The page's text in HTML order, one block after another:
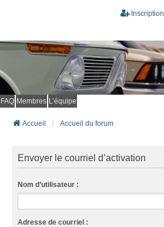
Inscription
FAQ Membres L’équipe
Accueil Accueil du forum
Envoyer le courriel d’activation
Nom d’utilisateur :
Adresse de courriel :